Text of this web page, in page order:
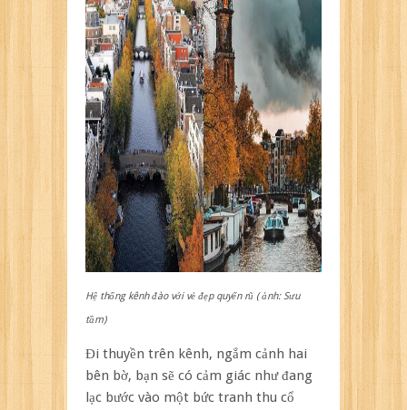
Hệ thống kênh đào với vẻ đẹp quyến rũ ( ảnh: Sưu
tầm)
Đi thuyền trên kênh, ngắm cảnh hai
bên bờ, bạn sẽ có cảm giác như đang
lạc bước vào một bức tranh thu cổ